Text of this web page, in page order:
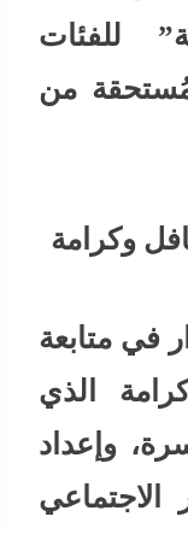
للفئات
من
وكرامة
في متابعة
الذي
أسرة، وإعداد
الاجتماعي